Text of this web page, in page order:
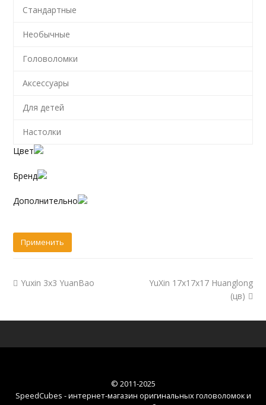
Стандартные
Необычные
Головоломки
Аксессуары
Для детей
Настолки
Цвет
Бренд
Дополнительно
Yuxin 3x3 YuanBao
YuXin 17x17x17 Huanglong
(цв)
© 2011-2025
SpeedCubes - интернет-магазин оригинальных головоломок и